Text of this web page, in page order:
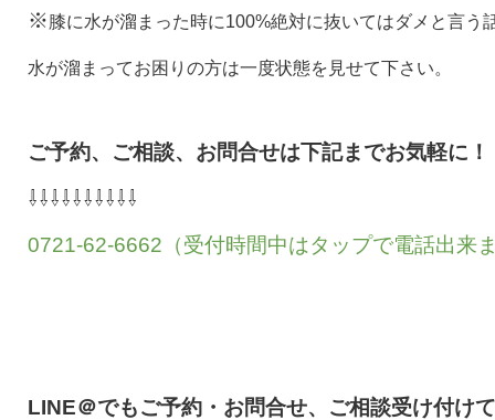
※膝に水が溜まった時に100%絶対に抜いてはダメと言う
水が溜まってお困りの方は一度状態を見せて下さい。
ご予約、ご相談、お問合せは下記までお気軽に！
⇩⇩⇩⇩⇩⇩⇩⇩⇩⇩
0721-62-6662（受付時間中はタップで電話出来
LINE＠でもご予約・お問合せ、ご相談受け付け